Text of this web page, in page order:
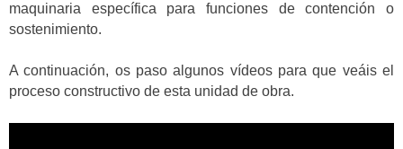
maquinaria específica para funciones de contención o
sostenimiento.
A continuación, os paso algunos vídeos para que veáis el
proceso constructivo de esta unidad de obra.